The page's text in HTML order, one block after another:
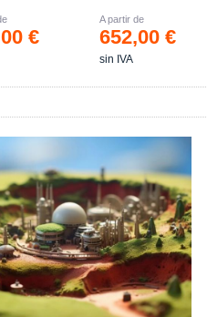
€
A partir de
652,00 €
sin IVA